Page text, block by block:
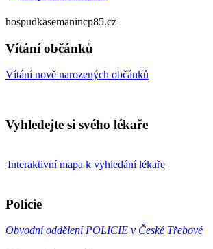
hospudkasemanincp85.cz
Vítání občánků
Vítání nově narozených občánků
Vyhledejte si svého lékaře
Interaktivní mapa k vyhledání lékaře
Policie
Obvodní oddělení POLICIE v České Třebové